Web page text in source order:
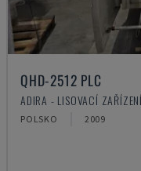
QHD-2512 PLC
ADIRA - LISOVACÍ ZAŘÍZENÍ
POLSKO 2009